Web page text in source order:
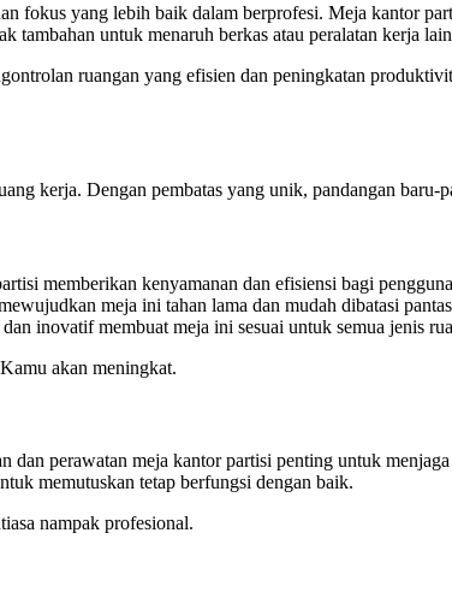
yang lebih baik dalam berprofesi. Meja kantor
tambahan untuk menaruh berkas atau peralatan kerja
ruangan yang efisien dan peningkatan
kerja. Dengan pembatas yang unik, pandangan baru-
memberikan kenyamanan dan efisiensi bagi
meja ini tahan lama dan mudah dibatasi
inovatif membuat meja ini sesuai untuk semua jenis
akan meningkat.
perawatan meja kantor partisi penting untuk
memutuskan tetap berfungsi dengan baik.
nampak profesional.